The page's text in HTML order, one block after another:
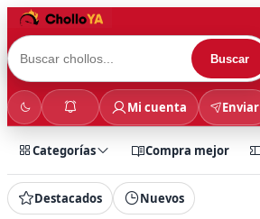
Buscar
Mi cuenta Enviar
Categorías Compra mejor
Destacados Nuevos